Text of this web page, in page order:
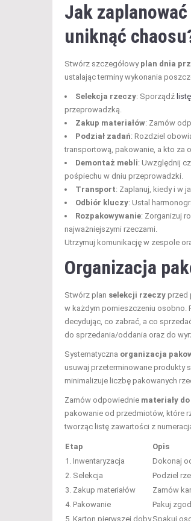
Jak
uniknąć
Stwórz szczegółowy plan dnia
ustalając terminy wykonania
Selekcja rzeczy: Sporządź listę
przeprowadzką.
Zakup materiałów: Zamów
Podział zadań: Rozdziel
transportową, pakowanie, a kto za
Demontaż mebli: Uwzględnij
pośpiechu w dniu przeprowadzki.
Transport: Zaplanuj, kiedy i w
Odbiór kluczy: Ustal
Rozpakowywanie: Zorganizuj
najważniejszymi rzeczami.
Utrzymuj komunikację w zespole
Organizacja
Stwórz plan selekcji rzeczy przed
w każdym pomieszczeniu osobno.
decydując, co zabrać, a co
do sprzedania/oddania oraz do
Systematyczna organizacja
usuwaj przeterminowane produkty
minimalizuje liczbę pakowanych
Zamów odpowiednie materiały
pakowanie od przedmiotów, które
tworząc listę zawartości z
Etap
Opis
1. Inwentaryzacja
Dokonaj
2. Selekcja
Podziel
3. Zakup materiałów
Zamów
4. Pakowanie
Pakuj
5. Karton pierwszej doby Spakuj